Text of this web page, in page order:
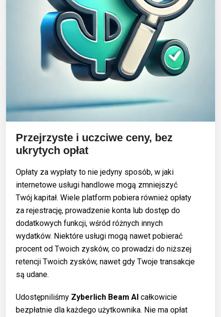
Przejrzyste i uczciwe ceny, bez
ukrytych opłat
Opłaty za wypłaty to nie jedyny sposób, w jaki
internetowe usługi handlowe mogą zmniejszyć
Twój kapitał. Wiele platform pobiera również opłaty
za rejestrację, prowadzenie konta lub dostęp do
dodatkowych funkcji, wśród różnych innych
wydatków. Niektóre usługi mogą nawet pobierać
procent od Twoich zysków, co prowadzi do niższej
retencji Twoich zysków, nawet gdy Twoje transakcje
są udane.
Udostępniliśmy Zyberlich Beam AI całkowicie
bezpłatnie dla każdego użytkownika. Nie ma opłat